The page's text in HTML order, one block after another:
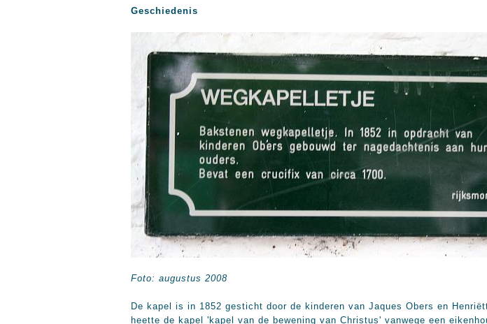
Geschiedenis
Foto: augustus 2008
De kapel is in 1852 gesticht door de kinderen van Jaques Obers en
heette de kapel 'kapel van de bewening van Christus' vanwege een